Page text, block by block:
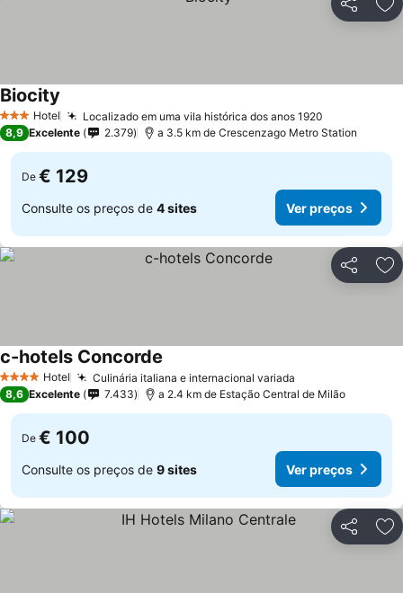
Partilhar
3 EstrelasHotel Localizado em uma vila histórica dos anos 1920
Biocity
8,9 Excelente 2.379 a 3.5 km de Crescenzago Metro Station
De € 129
Consulte os preços de 4 sites Ver preços
Partilhar
4 EstrelasHotel Culinária italiana e internacional variada
c-hotels Concorde
8,6 Excelente 7.433 a 2.4 km de Estação Central de Milão
De € 100
Consulte os preços de 9 sites Ver preços
Partilhar